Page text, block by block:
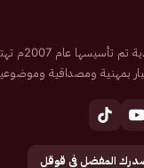
صحيفة
بمهنية ومصداقية
المفضل في قوقل